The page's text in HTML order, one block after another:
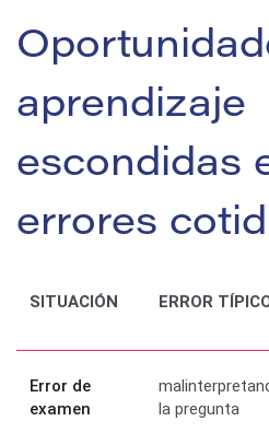
aprendizaje
escondidas
errores
SITUACIÓN ERROR
Error de
examen
la pregunta